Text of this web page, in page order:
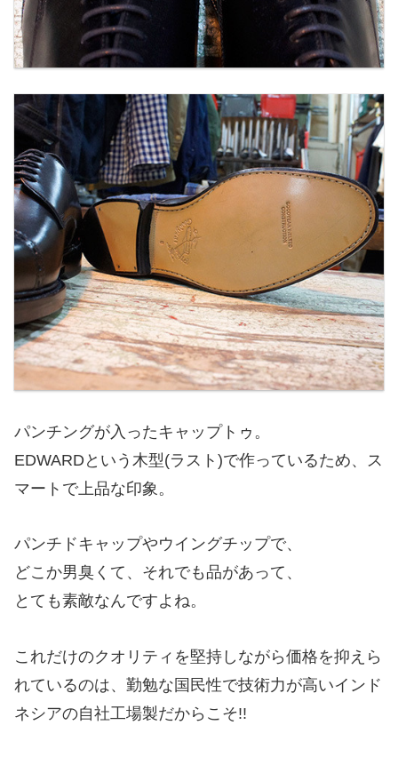
パンチングが入ったキャップトゥ。
EDWARDという木型(ラスト)で作っているため、ス
マートで上品な印象。
パンチドキャップやウイングチップで、
どこか男臭くて、それでも品があって、
とても素敵なんですよね。
これだけのクオリティを堅持しながら価格を抑えら
れているのは、勤勉な国民性で技術力が高いインド
ネシアの自社工場製だからこそ!!